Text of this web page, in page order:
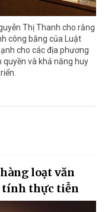
Thị Thanh cho rằng
công bằng của Luật
cho các địa phương
quyền và khả năng huy
loạt văn
tính thực tiễn